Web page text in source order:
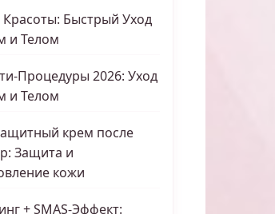
Красоты: Быстрый Уход
и Телом
Процедуры 2026: Уход
и Телом
крем после
Защита и
кожи
+ SMAS-Эффект: